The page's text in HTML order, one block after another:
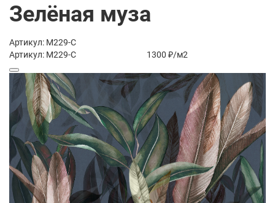
Зелёная муза
Артикул: M229-C
Артикул: M229-C
1300 ₽/м2